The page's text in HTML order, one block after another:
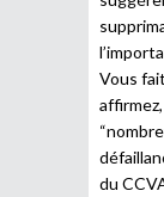
Vous
du